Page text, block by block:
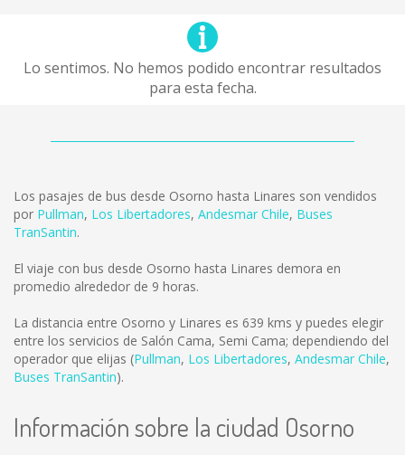
Lo sentimos. No hemos podido encontrar resultados
para esta fecha.
Los pasajes de bus desde Osorno hasta Linares son vendidos
por Pullman, Los Libertadores, Andesmar Chile, Buses
TranSantin.
El viaje con bus desde Osorno hasta Linares demora en
promedio alrededor de 9 horas.
La distancia entre Osorno y Linares es 639 kms y puedes elegir
entre los servicios de Salón Cama, Semi Cama; dependiendo del
operador que elijas (Pullman, Los Libertadores, Andesmar Chile,
Buses TranSantin).
Información sobre la ciudad Osorno